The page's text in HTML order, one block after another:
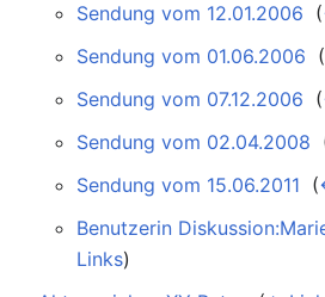
Sendung vom 12.01.2006 (
Sendung vom 01.06.2006 (
Sendung vom 07.12.2006 (
Sendung vom 02.04.2008
Sendung vom 15.06.2011 (
Benutzerin
Links)